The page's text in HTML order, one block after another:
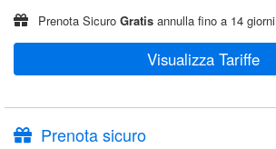
Prenota Sicuro Gratis annulla fino a 14 giorni
Visualizza Tariffe
Prenota sicuro